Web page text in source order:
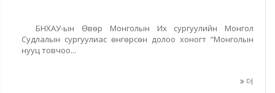
БНХАУ-ын Өвөр Монголын Их сургуулийн Монгол
Судлалын сургуулиас өнгөрсөн долоо хоногт “Монголын
нууц товчоо...
더